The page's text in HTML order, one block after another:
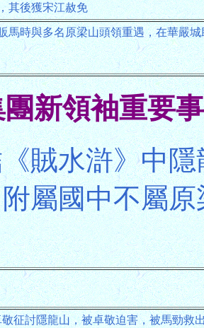
其後獲宋江赦免
馬時與多名原梁山頭領重遇，在華嚴
新領袖重要
賊水滸》中
屬國中不屬
敬征討隱龍山，被卓敬迫害，被馬勁救